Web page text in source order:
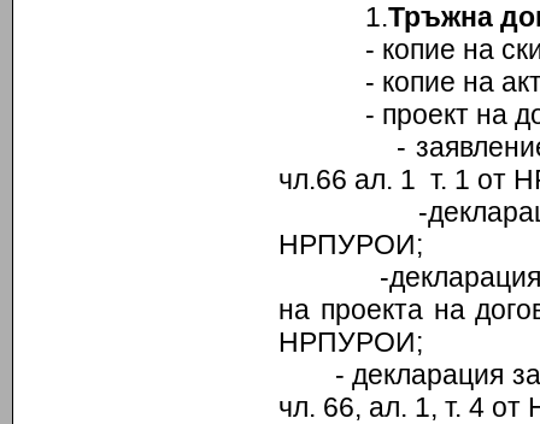
1.Тръжна
- копие на
- копие на акт
- проект на
- заявлението
чл.66 ал. 1 т. 1 от
-декларация
НРПУРОИ;
-декларация за
на проекта на
НРПУРОИ;
- декларация
чл. 66, ал. 1, т. 4